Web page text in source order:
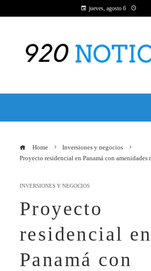
jueves, agosto 6
Home
Inversiones y negocios
Proyecto residencial en Panamá con amenidades
INVERSIONES Y NEGOCIOS
Proyecto
residencial en
Panamá con